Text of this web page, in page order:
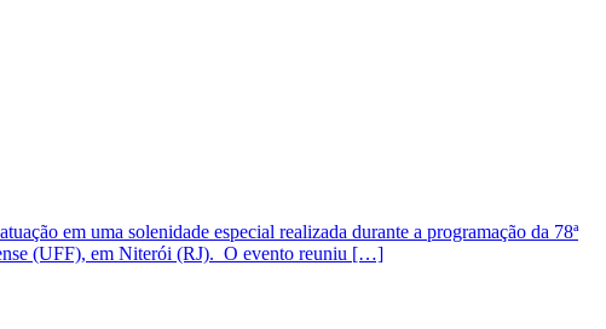
em uma solenidade especial realizada durante a programação da 78ª
(UFF), em Niterói (RJ). O evento reuniu […]